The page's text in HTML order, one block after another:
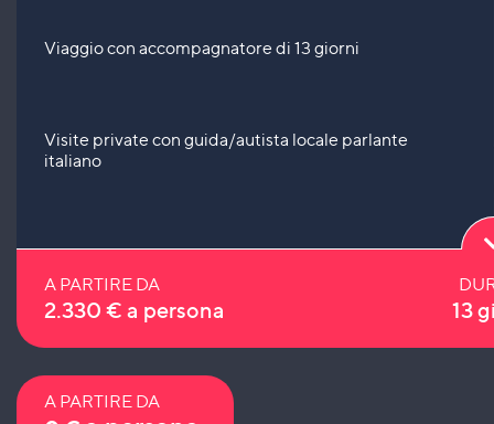
Viaggio con accompagnatore di 13 giorni
Visite private con guida/autista locale parlante
italiano
A PARTIRE DA
2.330 € a persona 13
A PARTIRE DA